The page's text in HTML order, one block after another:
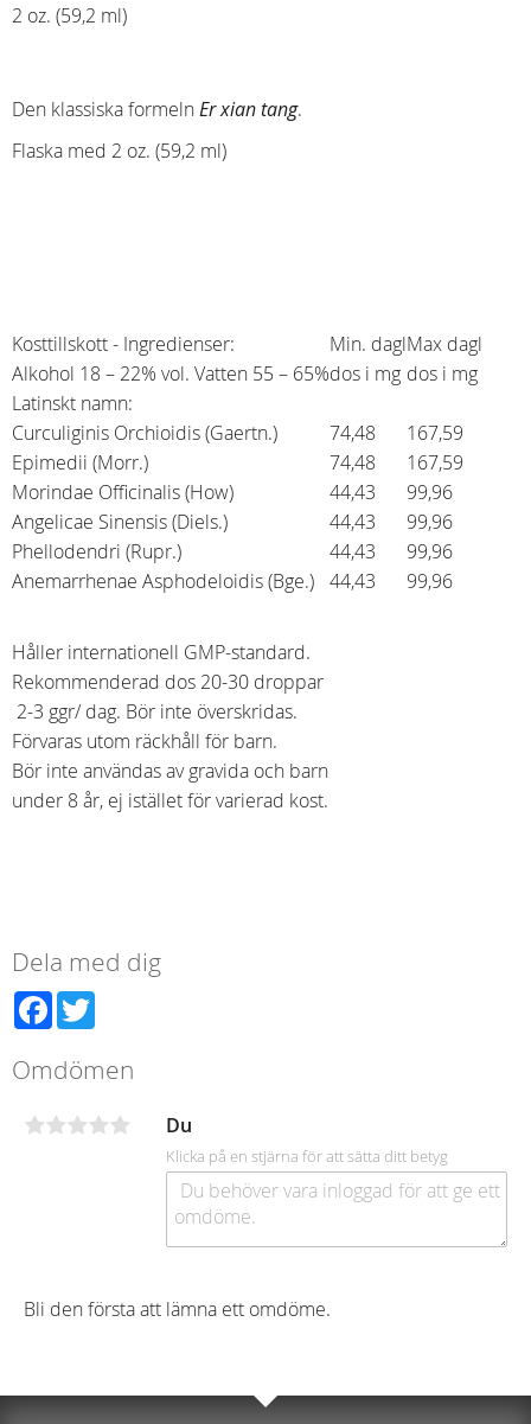
2 oz. (59,2 ml)​
Den klassiska formelnEr xian tang.
Flaska med 2 oz. (59,2 ml)
Kosttillskott - Ingredienser: Min. daglMax dagl
Alkohol 18 – 22% vol. Vatten 55 – 65%dos i mg dos i mg
Latinskt namn:
Curculiginis Orchioidis (Gaertn.)
74,48
167,59
Epimedii (Morr.)
74,48
167,59
Morindae Officinalis (How)
44,43
99,96
Angelicae Sinensis (Diels.)
44,43
99,96
Phellodendri (Rupr.)
44,43
99,96
Anemarrhenae Asphodeloidis (Bge.) 44,43 99,96
Håller internationell GMP-standard.
Rekommenderad dos 20-30 droppar
2-3 ggr/ dag. Bör inte överskridas.
Förvaras utom räckhåll för barn.
Bör inte användas av gravida och barn
under 8 år, ej istället för varierad kost.
Dela med dig
Facebook
Omdömen
Du
Klicka på en stjärna för att sätta ditt betyg
Bli den första att lämna ett omdöme.